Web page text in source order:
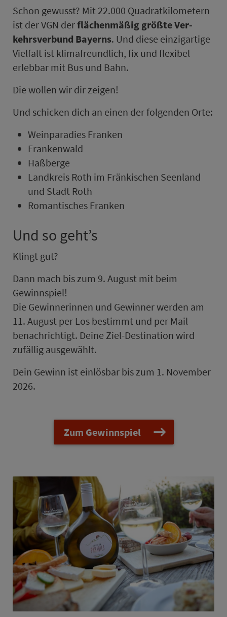
Schon gewusst? Mit 22.000 Qua­drat­ki­lo­me­tern
ist der VGN derflächenmäßig größte Ver­
kehrs­ver­bund Bayerns. Und diese einzigartige
Vielfalt ist klimafreundlich, fix und flexibel
erlebbar mit Bus und Bahn.
Die wollen wir dir zeigen!
Und schicken dich an einen der folgenden Orte:
Weinparadies Franken
Frankenwald
Haßberge
Land­kreis Roth im Frän­kischen Seenland
und Stadt Roth
Romantisches Franken
Und so geht’s
Klingt gut?
Dann mach bis zum 9. Au­gust mit beim
Gewinnspiel!
Die Gewinnerinnen und Gewinner werden am
11. Au­gust per Los be­stimmt und per Mail
benachrichtigt. Deine Ziel-Destination wird
zufällig aus­ge­wählt.
Dein Gewinn ist einlösbar bis zum 1. No­vem­ber
2026.
Zum Gewinnspiel